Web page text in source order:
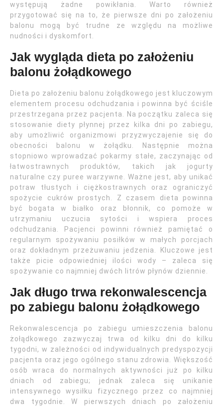
występują żadne powikłania. Warto również
przygotować się na to, że pierwsze dni po założeniu
balonu mogą być trudne ze względu na możliwe
nudności i dyskomfort.
Jak wygląda dieta po założeniu
balonu żołądkowego
Dieta po założeniu balonu żołądkowego jest kluczowym
elementem procesu odchudzania i powinna być ściśle
przestrzegana przez pacjenta. Na początku zaleca się
stosowanie diety płynnej przez kilka dni po zabiegu,
aby umożliwić organizmowi przyzwyczajenie się do
obecności balonu w żołądku. Następnie można
stopniowo wprowadzać pokarmy stałe, zaczynając od
łatwostrawnych produktów, takich jak jogurty
naturalne czy puree warzywne. Ważne jest, aby unikać
potraw tłustych i ciężkostrawnych oraz ograniczyć
spożycie cukrów prostych. Z czasem dieta powinna
być bogata w białko oraz błonnik, co pomoże w
utrzymaniu uczucia sytości i wspiera proces
odchudzania. Pacjenci powinni również pamiętać o
regularnym spożywaniu posiłków w małych porcjach
oraz dokładnym przeżuwaniu jedzenia. Kluczowe jest
także picie odpowiedniej ilości wody – zaleca się
spożywanie co najmniej dwóch litrów płynów dziennie.
Jak długo trwa rekonwalescencja
po zabiegu balonu żołądkowego
Rekonwalescencja po zabiegu umieszczenia balonu
żołądkowego zazwyczaj trwa od kilku dni do kilku
tygodni, w zależności od indywidualnych predyspozycji
pacjenta oraz jego ogólnego stanu zdrowia. Większość
osób wraca do normalnych aktywności już po kilku
dniach od zabiegu; jednak zaleca się unikanie
intensywnego wysiłku fizycznego przez co najmniej
dwa tygodnie. W pierwszych dniach po założeniu